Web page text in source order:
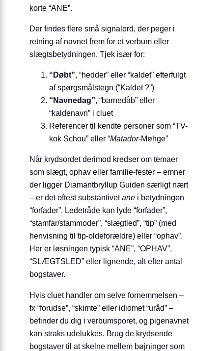
korte “ANE”.
Der findes flere små signalord, der peger i
retning af navnet frem for et verbum eller
slægtsbetydningen. Tjek især for:
“Døbt”, “hedder” eller “kaldet” efterfulgt
af spørgsmålstegn (“Kaldet ?”)
“Navnedag”, “barnedåb” eller
“kaldenavn” i cluet
Referencer til kendte personer som “TV-
kok Schou” eller “Matador-Møhge”
Når krydsordet derimod kredser om temaer
som slægt, ophav eller familie-fester – emner
der ligger Diamantbryllup Guiden særligt nært
– er det oftest substantivetane i betydningen
“forfader”. Ledetråde kan lyde “forfader”,
“stamfar/stammoder”, “slægtled”, “tip” (med
henvisning til tip-oldeforældre) eller “ophav”.
Her er løsningen typisk “ANE”, “OPHAV”,
“SLÆGTSLED” eller lignende, alt efter antal
bogstaver.
Hvis cluet handler om selve fornemmelsen –
fx “forudse”, “skimte” eller idiomet “uråd” –
befinder du dig i verbumsporet, og pigenavnet
kan straks udelukkes. Brug de krydsende
bogstaver til at skelne mellem bøjninger som